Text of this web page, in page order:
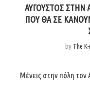
ΑΎΓΟΥΣΤΟΣ ΣΤΗΝ
ΠΟΥ ΘΑ ΣΕ
by The
Μένεις στην πόλη